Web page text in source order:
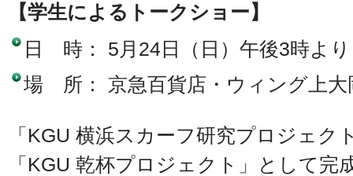
【学生によるトークショー】
日 時： 5月24日（日）午後3時より
場 所： 京急百貨店・ウィング上大
「KGU 横浜スカーフ研究プロジェク
「KGU 乾杯プロジェクト」として